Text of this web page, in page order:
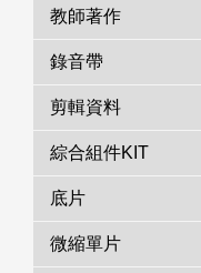
教師著作
錄音帶
剪輯資料
綜合組件KIT
底片
微縮單片